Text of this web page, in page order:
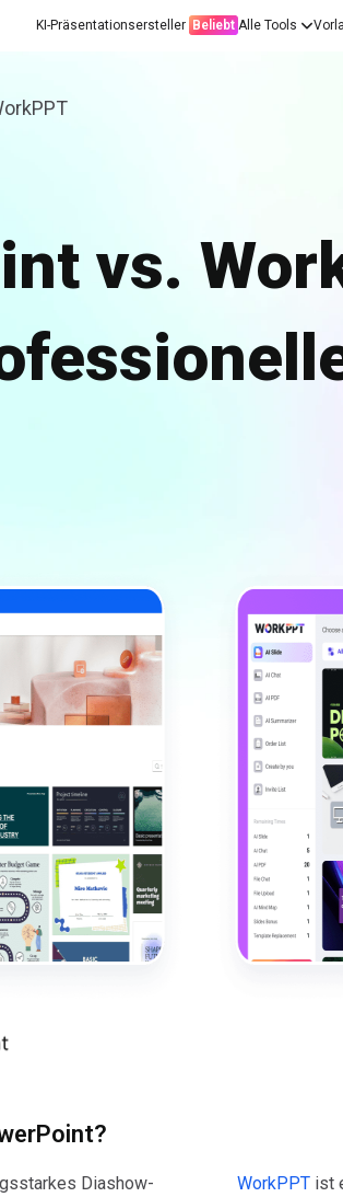
KI-Präsentationsersteller Beliebt Alle Tools
vs.
Diashow-
WorkPPT ist